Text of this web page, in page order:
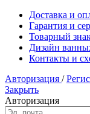
Доставка и
Гарантия и
Товарный
Дизайн
Контакты и
Авторизация /
Закрыть
Авторизация